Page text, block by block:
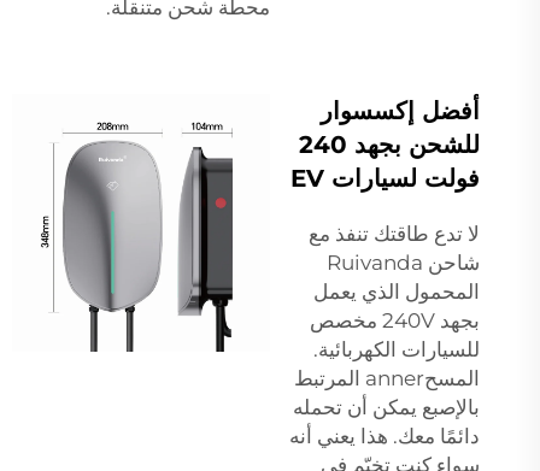
محطة شحن متنقلة.
أفضل إكسسوار
للشحن بجهد 240
فولت لسيارات EV
لا تدع طاقتك تنفذ مع
شاحن Ruivanda
المحمول الذي يعمل
بجهد 240V مخصص
للسيارات الكهربائية.
المسحanner المرتبط
بالإصبع يمكن أن تحمله
دائمًا معك. هذا يعني أنه
سواء كنت تخيّم في